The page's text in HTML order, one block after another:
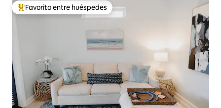
Favorito entre huéspedes preferido
Favorito entre huéspedes